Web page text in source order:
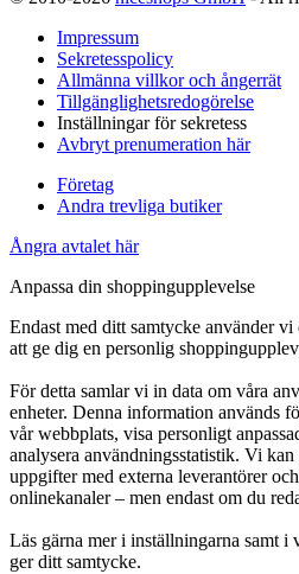
Impressum
Sekretesspolicy
Allmänna villkor och ångerrät
Tillgänglighetsredogörelse
Inställningar för sekretess
Avbryt prenumeration här
Företag
Andra trevliga butiker
Ångra avtalet här
Anpassa din shoppingupplevelse
Endast med ditt samtycke använder
att ge dig en personlig
För detta samlar vi in data om våra
enheter. Denna information används
vår webbplats, visa personligt
analysera användningsstatistik. Vi
uppgifter med externa leverantörer
onlinekanaler – men endast om du
Läs gärna mer i inställningarna samt i
ger ditt samtycke.